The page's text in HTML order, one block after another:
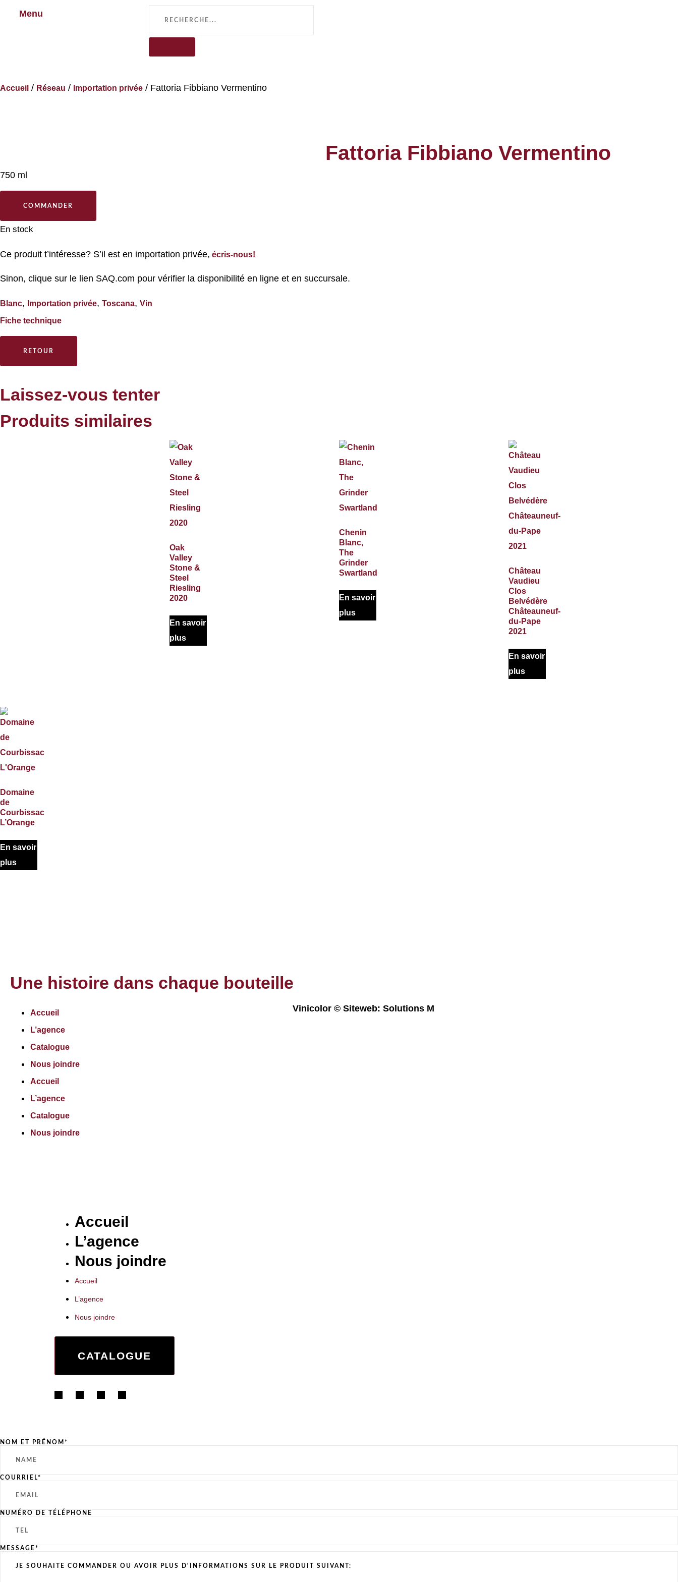
Menu
Accueil / Réseau / Importation privée / Fattoria Fibbiano Vermentino
Fattoria Fibbiano Vermentino
750 ml
COMMANDER
En stock
Ce produit t’intéresse? S’il est en importation privée, écris-nous!
Sinon, clique sur le lien SAQ.com pour vérifier la disponibilité en ligne et en succursale.
Blanc, Importation privée, Toscana, Vin
Fiche technique
RETOUR
Laissez-vous tenter
Produits similaires
Oak
Valley
Stone &
Steel
Riesling
2020
En savoir
plus
Chenin
Blanc,
The
Grinder
Swartland
En savoir
plus
Château
Vaudieu
Clos
Belvédère
Châteauneuf-
du-Pape
2021
En savoir
plus
Domaine
de
Courbissac
L’Orange
En savoir
plus
Une histoire dans chaque bouteille
Accueil
L’agence
Catalogue
Nous joindre
Accueil
L’agence
Catalogue
Nous joindre
Vinicolor © Siteweb: Solutions M
Accueil
L’agence
Nous joindre
Accueil
L’agence
Nous joindre
CATALOGUE
NOM ET PRÉNOM*
COURRIEL*
NUMÉRO DE TÉLÉPHONE
MESSAGE*